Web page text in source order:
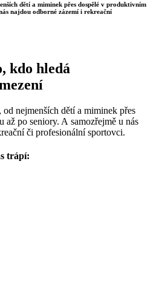
dětí a miminek přes dospělé v produktivním
najdou odborné zázemí i rekreační
kdo hledá
od nejmenších dětí a miminek přes
po seniory. A samozřejmě u nás
či profesionální sportovci.
trápí: